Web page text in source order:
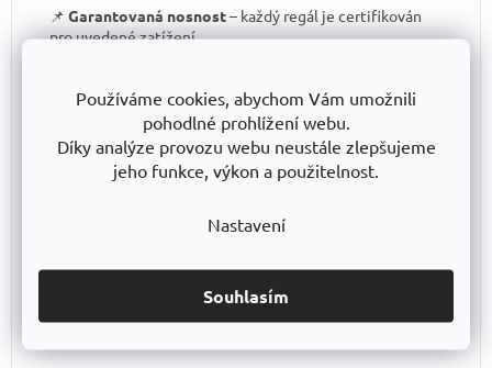
Používáme cookies, abychom Vám umožnili
pohodlné prohlížení webu.
Díky analýze provozu webu neustále zlepšujeme
jeho funkce, výkon a použitelnost.
Nastavení
Souhlasím
📌 Garantovaná nosnost– každý regál je certifikován
pro uvedené zatížení.
Bezkonkurenční poměr kvalita/cena– výborné
zpracování za férovou cenu.
📌Podpora české výroby– investujeme do lokální
produkce a technologického pokroku.
spolehněte se, že vaše skladové řešení bude
S TRESTLESsi pořizujete nejenspolehlivý regál, ale i
záruku kvality a dlouhodobé dostupnosti produktů